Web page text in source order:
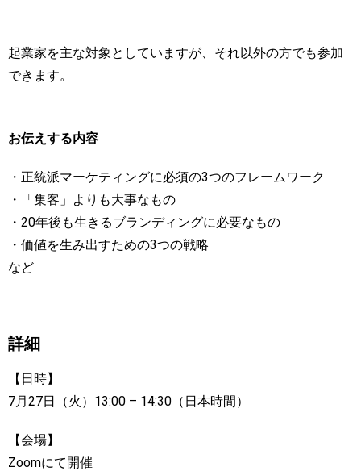
起業家を主な対象としていますが、それ以外の方でも参加
できます。
お伝えする内容
・正統派マーケティングに必須の3つのフレームワーク
・「集客」よりも大事なもの
・20年後も生きるブランディングに必要なもの
・価値を生み出すための3つの戦略
など
詳細
【日時】
7月27日（火）13:00 – 14:30（日本時間）
【会場】
Zoomにて開催